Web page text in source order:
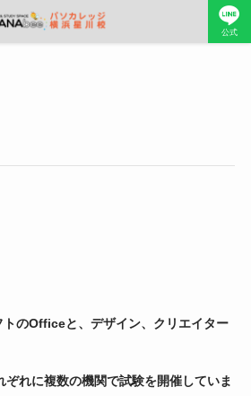
公式
トのOfficeと、デザイン、クリエイター
れに複数の機関で試験を開催していま